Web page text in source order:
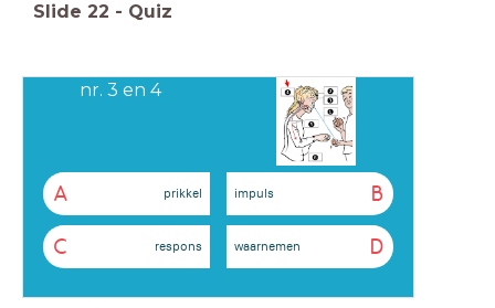
Slide 22 - Quiz
nr. 3 en 4
A prikkel B
impuls
C respons D
waarnemen